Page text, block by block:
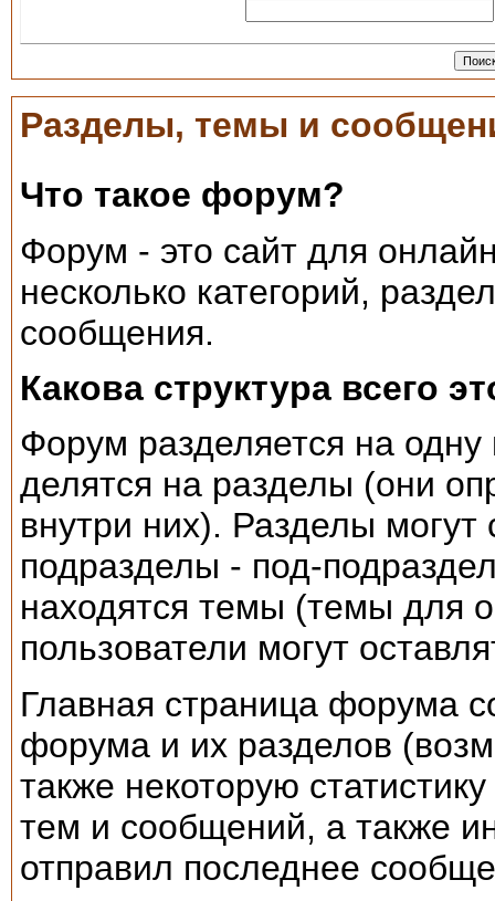
Разделы, темы и
Что такое форум?
Форум - это сайт для
несколько категорий,
сообщения.
Какова структура всего
Форум разделяется на одну
делятся на разделы (они
внутри них). Разделы
подразделы - под-
находятся темы (темы для
пользователи могут
Главная страница форума
форума и их разделов
также некоторую
тем и сообщений, а также
отправил последнее